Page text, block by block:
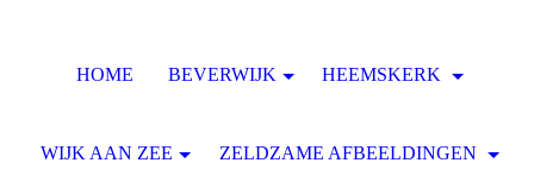
HOME BEVERWIJK HEEMSKERK
WIJK AAN ZEE ZELDZAME AFBEELDINGEN